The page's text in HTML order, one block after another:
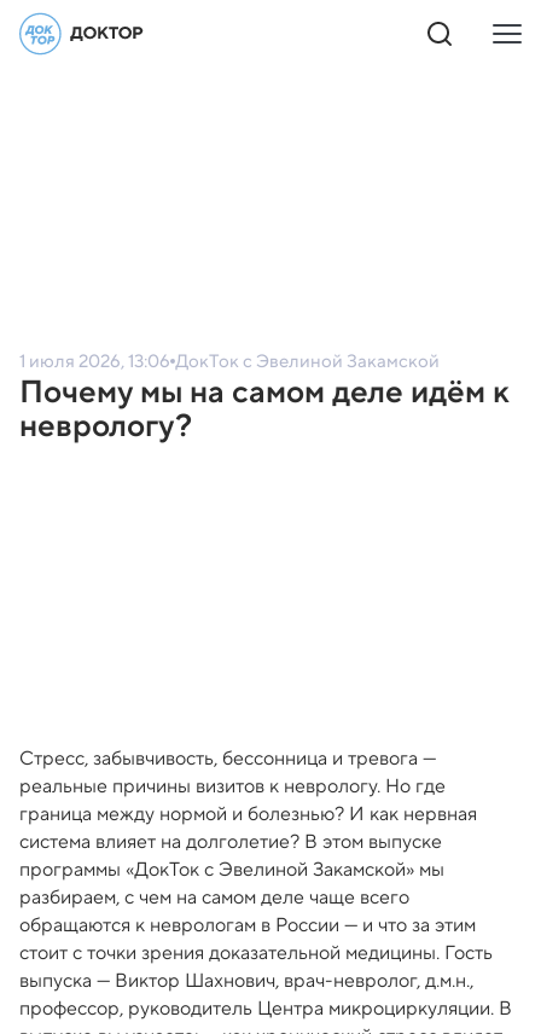
1 июля 2026, 13:06 ДокТок с Эвелиной Закамской
Почему мы на самом деле идём к
неврологу?
Стресс, забывчивость, бессонница и тревога —
реальные причины визитов к неврологу. Но где
граница между нормой и болезнью? И как нервная
система влияет на долголетие? В этом выпуске
программы «ДокТок с Эвелиной Закамской» мы
разбираем, с чем на самом деле чаще всего
обращаются к неврологам в России — и что за этим
стоит с точки зрения доказательной медицины. Гость
выпуска — Виктор Шахнович, врач-невролог, д.м.н.,
профессор, руководитель Центра микроциркуляции. В